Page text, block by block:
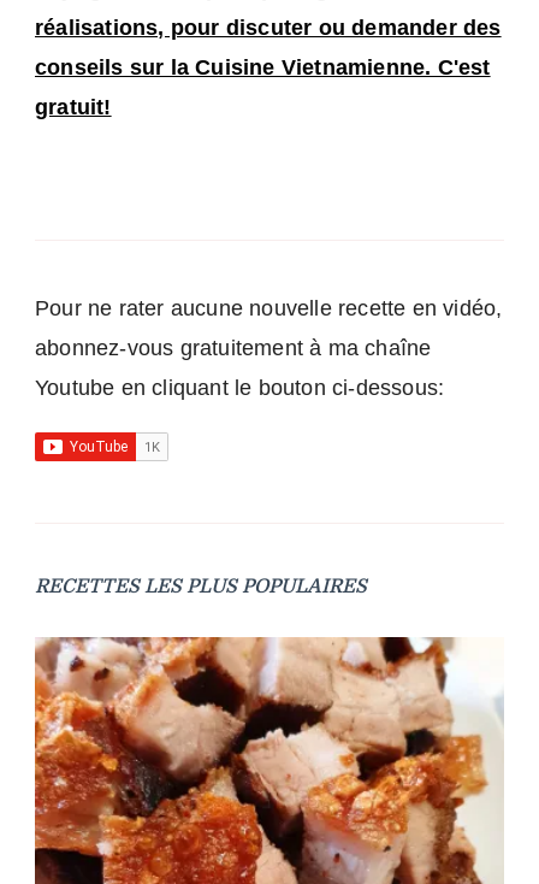
réalisations, pour discuter ou demander des
conseils sur la Cuisine Vietnamienne. C'est
gratuit!
Pour ne rater aucune nouvelle recette en vidéo,
abonnez-vous gratuitement à ma chaîne
Youtube en cliquant le bouton ci-dessous:
RECETTES LES PLUS POPULAIRES